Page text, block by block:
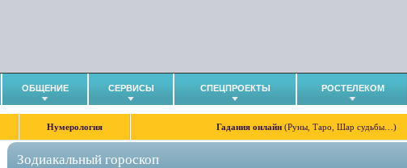
ОБЩЕНИЕ СЕРВИСЫ СПЕЦПРОЕКТЫ РОСТЕЛЕКОМ
Нумерология Гадания онлайн (Руны, Таро, Шар судьбы…)
Зодиакальный гороскоп